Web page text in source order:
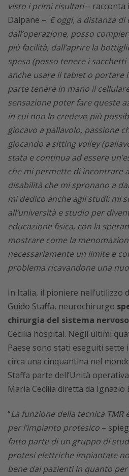
visto i primi risultati– racconta
Dalpane –. E oggi, a distanza
dall’operazione, posso
più facilità, dall’aprire la
spesa (posso tenere i
anche usare il tablet o portare
parte tenere in mano il
sensazione poter fare queste
in cui non lo credevo più
giocavo a pallavolo, passione
giocando a sitting volley
stata e continua ad essere
che mi permette di incontrare
disabilità che mi spronano a
mi dedico anche agli studi: mi
all’università e studio per
educazione fisica, con la
mostrare come la
necessariamente un limite e
problema ricavandone una
In Italia, il pioniere nell’utilizzo
Guido Staffa, neurochirurgo
chirurgia del sistema
Cecilia hospital. Negli ultimi
Paese sono stati eseguiti sette
circa una cinquantina nel
Staffa parte dell’Unità
Maria Cecilia diretta da Ignazio
“La funzione della tecnica
per l’impianto protesico –
fatto parte di un gruppo di
protesi elettriche impiantate
bene dai pazienti in quanto